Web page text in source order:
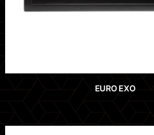
EURO EXO